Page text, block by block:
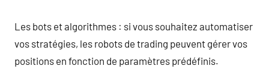
Les bots et algorithmes : si vous souhaitez automatiser
vos stratégies, les robots de trading peuvent gérer vos
positions en fonction de paramètres prédéfinis.